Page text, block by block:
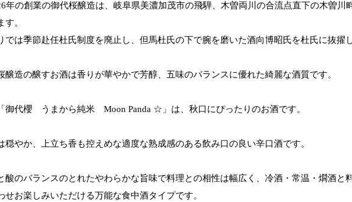
年の創業の御代桜醸造は、岐阜県美濃加茂市の飛騨、木曽両川の合流点直下の木曽川
す。
では季節赴任杜氏制度を廃止し、但馬杜氏の下で腕を磨いた酒向博昭氏を杜氏に抜擢
醸造の醸すお酒は香りが華やかで芳醇、五味のバランスに優れた綺麗な酒質です。
御代櫻 うまから純米 Moon Panda ☆」は、秋口にぴったりのお酒です。
穏やか、上立ち香も控えめな適度な熟成感のある飲み口の良い辛口酒です。
酸のバランスのとれたやわらかな旨味で料理との相性は幅広く、冷酒・常温・燗酒と
せお楽しみいただける万能な食中酒タイプです。